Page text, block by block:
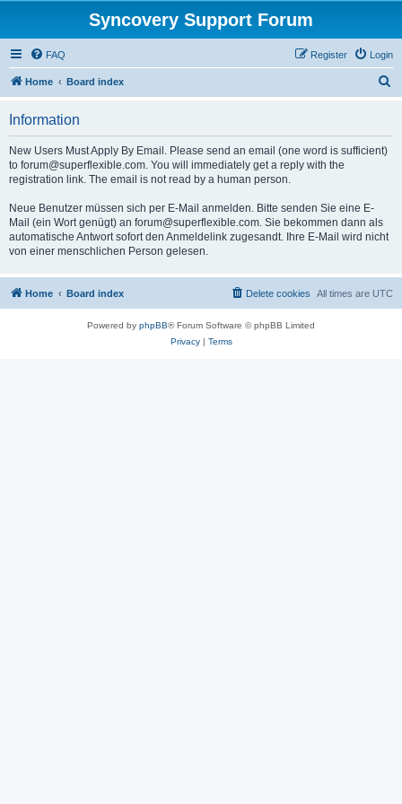
Syncovery Support Forum
FAQ Login
Register
Home Board index
Information
New Users Must Apply By Email. Please send an email (one word is sufficient)
to forum@superflexible.com. You will immediately get a reply with the
registration link. The email is not read by a human person.
Neue Benutzer müssen sich per E-Mail anmelden. Bitte senden Sie eine E-
Mail (ein Wort genügt) an forum@superflexible.com. Sie bekommen dann als
automatische Antwort sofort den Anmeldelink zugesandt. Ihre E-Mail wird nicht
von einer menschlichen Person gelesen.
Home Board index All times are UTC
Delete cookies
Powered by phpBB® Forum Software © phpBB Limited
Privacy| Terms